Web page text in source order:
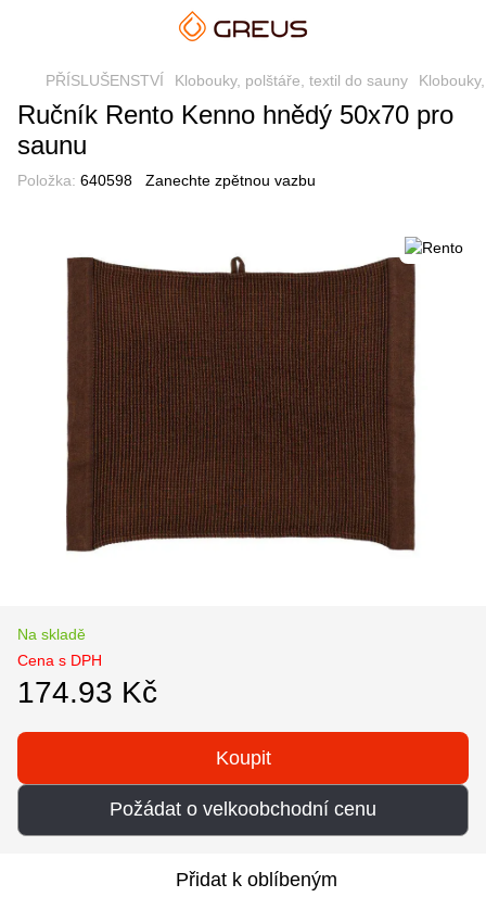
PŘÍSLUŠENSTVÍ Klobouky, polštáře, textil do sauny
Ručník Rento Kenno hnědý 50x70 pro
saunu
Položka: 640598 Zanechte zpětnou vazbu
Na skladě
Cena s DPH
174.93 Kč
Koupit
Požádat o velkoobchodní cenu
Přidat k oblíbeným